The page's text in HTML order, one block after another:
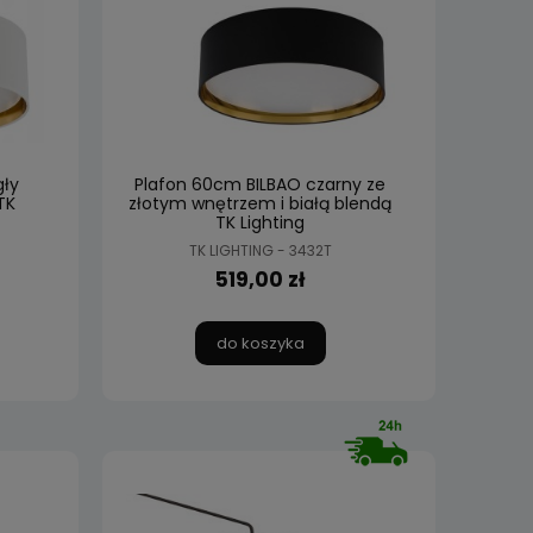
Plafon 60cm BILBAO czarny ze
złotym wnętrzem i białą blendą
TK Lighting
TK LIGHTING - 3432T
519,00 zł
do koszyka